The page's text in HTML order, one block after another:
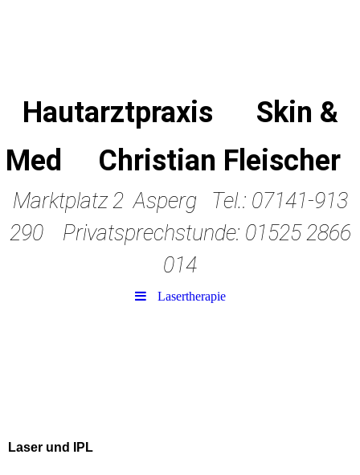
Hautarztpraxis Skin &
Med Christian Fleischer
Marktplatz 2 Asperg Tel.: 07141-913
290 Privatsprechstunde: 01525 2866
014
Lasertherapie
Laser und IPL